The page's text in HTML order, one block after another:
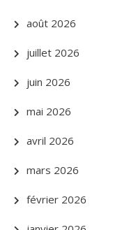
août 2026
juillet 2026
juin 2026
mai 2026
avril 2026
mars 2026
février 2026